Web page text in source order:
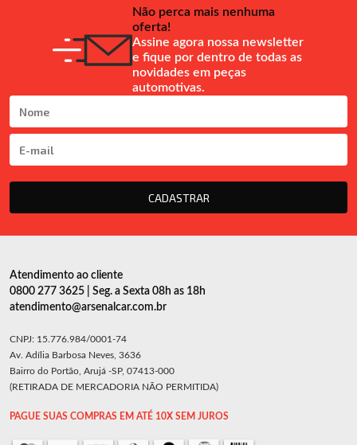
Não perca mais nenhuma
oferta!
Assine agora nossa newsletter
e fique por dentro de todas as
novidades em peças
automotivas.
CADASTRAR
Atendimento ao cliente
0800 277 3625 | Seg. a Sexta 08h as 18h
atendimento@arsenalcar.com.br
CNPJ: 15.776.984/0001-74
Av. Adília Barbosa Neves, 3636
Bairro do Portão, Arujá -SP, 07413-000
(RETIRADA DE MERCADORIA NÃO PERMITIDA)
PAGUE SUAS COMPRAS EM ATÉ 10X SEM JUROS